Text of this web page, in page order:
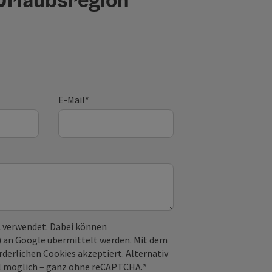
E-Mail*
Dabei können
an Google übermittelt werden. Mit dem
Cookies akzeptiert. Alternativ
– ganz ohne reCAPTCHA.*